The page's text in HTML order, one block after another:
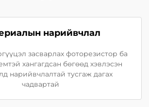
нарийвчлал
засварлах фоторезистор ба
хангагдсан бөгөөд хэвлэсэн
нарийвчлалтай тусгаж дагах
чадвартай